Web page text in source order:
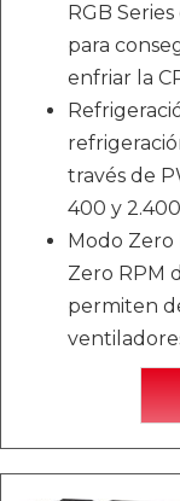
RGB
para
enfriar la
través de
400 y
Modo Zero
Zero RPM
permiten